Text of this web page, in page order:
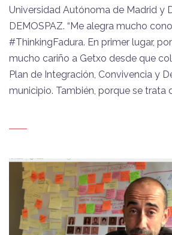
Universidad Autónoma de Madrid y
DEMOSPAZ. “Me alegra mucho
#ThinkingFadura. En primer lugar,
mucho cariño a Getxo desde que
Plan de Integración, Convivencia y
municipio. También, porque se trata